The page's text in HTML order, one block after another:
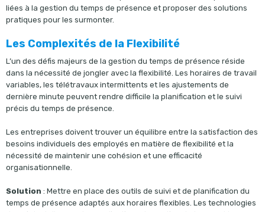
liées à la gestion du temps de présence et proposer des solutions
pratiques pour les surmonter.
Les Complexités de la Flexibilité
L’un des défis majeurs de la gestion du temps de présence réside
dans la nécessité de jongler avec la flexibilité. Les horaires de travail
variables, les télétravaux intermittents et les ajustements de
dernière minute peuvent rendre difficile la planification et le suivi
précis du temps de présence.
Les entreprises doivent trouver un équilibre entre la satisfaction des
besoins individuels des employés en matière de flexibilité et la
nécessité de maintenir une cohésion et une efficacité
organisationnelle.
Solution : Mettre en place des outils de suivi et de planification du
temps de présence adaptés aux horaires flexibles. Les technologies